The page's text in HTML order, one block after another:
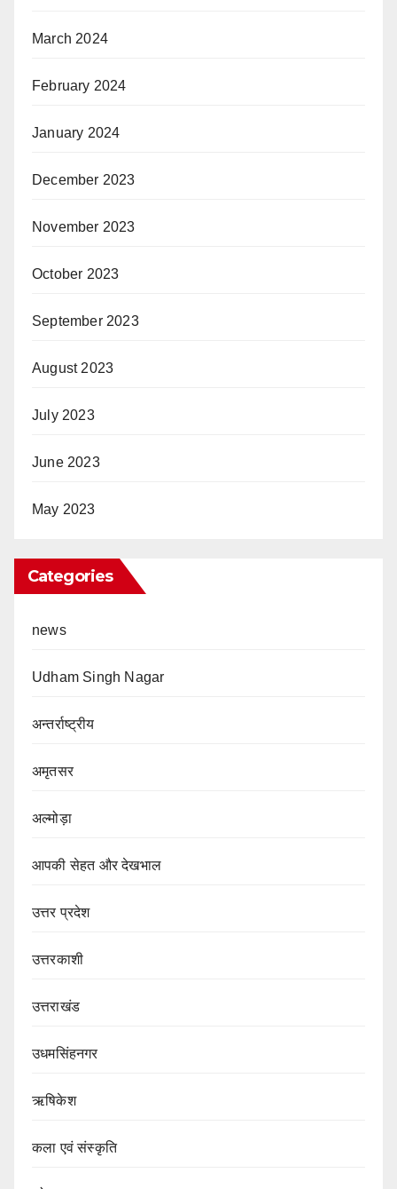
March 2024
February 2024
January 2024
December 2023
November 2023
October 2023
September 2023
August 2023
July 2023
June 2023
May 2023
Categories
news
Udham Singh Nagar
अन्तर्राष्ट्रीय
अमृतसर
अल्मोड़ा
आपकी सेहत और देखभाल
उत्तर प्रदेश
उत्तरकाशी
उत्तराखंड
उधमसिंहनगर
ऋषिकेश
कला एवं संस्कृति